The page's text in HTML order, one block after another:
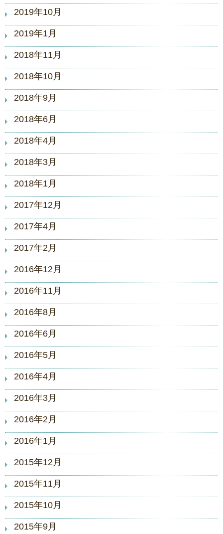
2019年10月
2019年1月
2018年11月
2018年10月
2018年9月
2018年6月
2018年4月
2018年3月
2018年1月
2017年12月
2017年4月
2017年2月
2016年12月
2016年11月
2016年8月
2016年6月
2016年5月
2016年4月
2016年3月
2016年2月
2016年1月
2015年12月
2015年11月
2015年10月
2015年9月